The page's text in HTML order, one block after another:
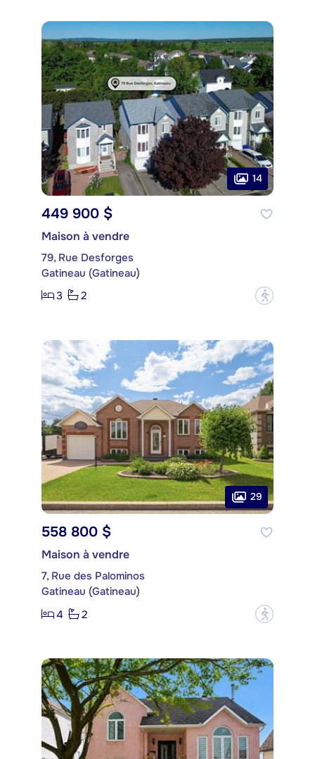
14
449 900 $
Maison à vendre
79, Rue Desforges
Gatineau (Gatineau)
3
2 ?
29
558 800 $
Maison à vendre
7, Rue des Palominos
Gatineau (Gatineau)
4
2 ?